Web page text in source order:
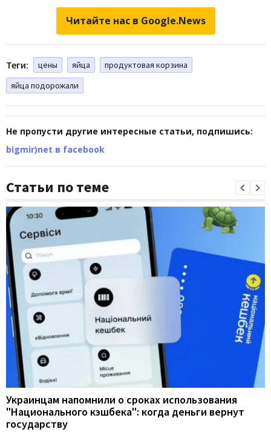
Читайте нас в Google.News
Теги: цены яйца
продуктовая корзина
яйца подорожали
Не пропусти другие интересные статьи, подпишись:
bigmir)net в facebook
Статьи по теме
Украинцам напомнили о сроках использования
"Национального кэшбека": когда деньги вернут
государству